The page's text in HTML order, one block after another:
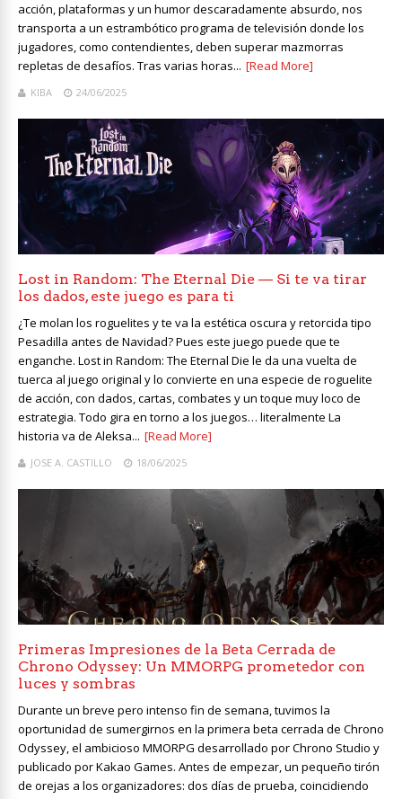
acción, plataformas y un humor descaradamente absurdo, nos
transporta a un estrambótico programa de televisión donde los
jugadores, como contendientes, deben superar mazmorras
repletas de desafíos. Tras varias horas... [Read More]
KIBA 24/06/2025
Lost in Random: The Eternal Die — Si te va tirar
los dados, este juego es para ti
¿Te molan los roguelites y te va la estética oscura y retorcida tipo
Pesadilla antes de Navidad? Pues este juego puede que te
enganche. Lost in Random: The Eternal Die le da una vuelta de
tuerca al juego original y lo convierte en una especie de roguelite
de acción, con dados, cartas, combates y un toque muy loco de
estrategia. Todo gira en torno a los juegos… literalmente La
historia va de Aleksa... [Read More]
JOSE A. CASTILLO 18/06/2025
Primeras Impresiones de la Beta Cerrada de
Chrono Odyssey: Un MMORPG prometedor con
luces y sombras
Durante un breve pero intenso fin de semana, tuvimos la
oportunidad de sumergirnos en la primera beta cerrada de Chrono
Odyssey, el ambicioso MMORPG desarrollado por Chrono Studio y
publicado por Kakao Games. Antes de empezar, un pequeño tirón
de orejas a los organizadores: dos días de prueba, coincidiendo